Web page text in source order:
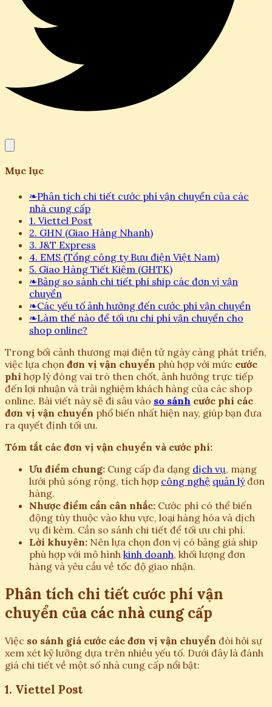
Mục lục
❧Phân tích chi tiết cước phí vận chuyển của các
nhà cung cấp
1. Viettel Post
2. GHN (Giao Hàng Nhanh)
3. J&T Express
4. EMS (Tổng công ty Bưu điện Việt Nam)
5. Giao Hàng Tiết Kiệm (GHTK)
❧Bảng so sánh chi tiết phí ship các đơn vị vận
chuyển
❧Các yếu tố ảnh hưởng đến cước phí vận chuyển
❧Làm thế nào để tối ưu chi phí vận chuyển cho
shop online?
Trong bối cảnh thương mại điện tử ngày càng phát triển,
việc lựa chọn đơn vị vận chuyển phù hợp với mức cước
phí hợp lý đóng vai trò then chốt, ảnh hưởng trực tiếp
đến lợi nhuận và trải nghiệm khách hàng của các shop
online. Bài viết này sẽ đi sâu vào so sánh cước phí các
đơn vị vận chuyển phổ biến nhất hiện nay, giúp bạn đưa
ra quyết định tối ưu.
Tóm tắt các đơn vị vận chuyển và cước phí:
Ưu điểm chung: Cung cấp đa dạng dịch vụ, mạng
lưới phủ sóng rộng, tích hợp công nghệ quản lýđơn
hàng.
Nhược điểm cần cân nhắc: Cước phí có thể biến
động tùy thuộc vào khu vực, loại hàng hóa và dịch
vụ đi kèm. Cần so sánh chi tiết để tối ưu chi phí.
Lời khuyên: Nên lựa chọn đơn vị có bảng giá ship
phù hợp với mô hình kinh doanh, khối lượng đơn
hàng và yêu cầu về tốc độ giao nhận.
Phân tích chi tiết cước phí vận
chuyển của các nhà cung cấp
Việc so sánh giá cước các đơn vị vận chuyển đòi hỏi sự
xem xét kỹ lưỡng dựa trên nhiều yếu tố. Dưới đây là đánh
giá chi tiết về một số nhà cung cấp nổi bật:
1. Viettel Post